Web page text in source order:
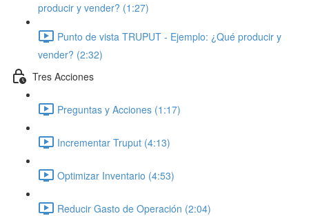
producir y vender? (1:27)
Punto de vista TRUPUT - Ejemplo: ¿Qué producir y
vender? (2:32)
Tres Acciones
Preguntas y Acciones (1:17)
Incrementar Truput (4:13)
Optimizar Inventario (4:53)
Reducir Gasto de Operación (2:04)